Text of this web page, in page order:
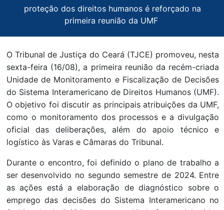
proteção dos direitos humanos é reforçado na
primeira reunião da UMF
O Tribunal de Justiça do Ceará (TJCE) promoveu, nesta
sexta-feira (16/08), a primeira reunião da recém-criada
Unidade de Monitoramento e Fiscalização de Decisões
do Sistema Interamericano de Direitos Humanos (UMF).
O objetivo foi discutir as principais atribuições da UMF,
como o monitoramento dos processos e a divulgação
oficial das deliberações, além do apoio técnico e
logístico às Varas e Câmaras do Tribunal.
Durante o encontro, foi definido o plano de trabalho a
ser desenvolvido no segundo semestre de 2024. Entre
as ações está a elaboração de diagnóstico sobre o
emprego das decisões do Sistema Interamericano no